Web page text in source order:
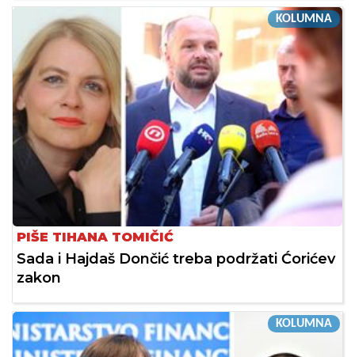
KOLUMNA
PIŠE TIHANA TOMIČIĆ
Sada i Hajdaš Dončić treba podržati Ćorićev
zakon
KOLUMNA